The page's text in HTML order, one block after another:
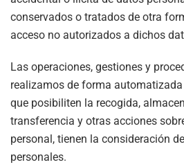
conservados o tratados de otra
acceso no autorizados a dichos
Las operaciones, gestiones y
realizamos de forma
que posibiliten la recogida,
transferencia y otras acciones
personal, tienen la consideración
personales.